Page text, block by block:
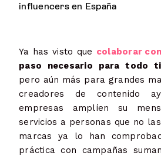
influencers en España
Ya has visto que colaborar
paso necesario para todo
pero aún más para grandes
creadores de contenido
empresas amplíen su
servicios a personas que no
marcas ya lo han
práctica con campañas